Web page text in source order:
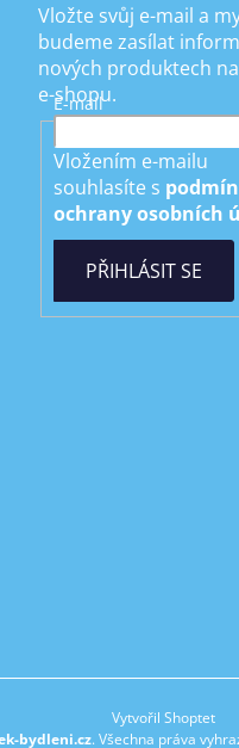
Vložte svůj e-mail a
budeme zasílat
nových produktech
e-shopu.
E-mail
Vložením e-mailu
souhlasíte s
ochrany osobních
PŘIHLÁSIT SE
Vytvořil Shoptet
bydleni.cz. Všechna práva